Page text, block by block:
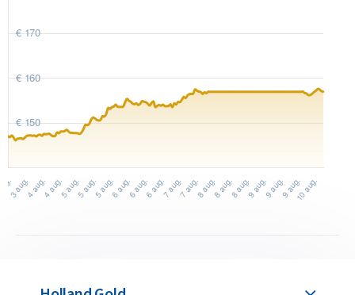
Op de baar staan de producent C. Hafner, het gewicht 1 gram,
de zuiverheid 999,9 en het baarnummer. Het baarnummer
correspondeert met het CertiCard-echtheidscertificaat. Het
hologram en een unieke stempel waarmee de echtheid kan
worden gecontroleerd.
Deze C. Hafner 1 gram baar is een zogeheten ‘minted’ baar.